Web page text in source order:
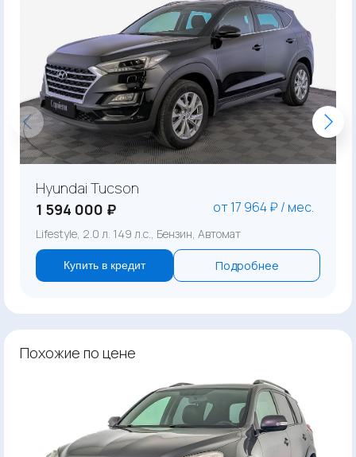
Hyundai Tucson
1 594 000 ₽
от 17 964 ₽ / мес.
Lifestyle, 2.0 л. 149 л.с., Бензин, Автомат
Купить в кредит Подробнее
Похожие по цене